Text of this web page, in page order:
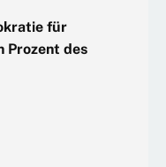
für
Prozent des